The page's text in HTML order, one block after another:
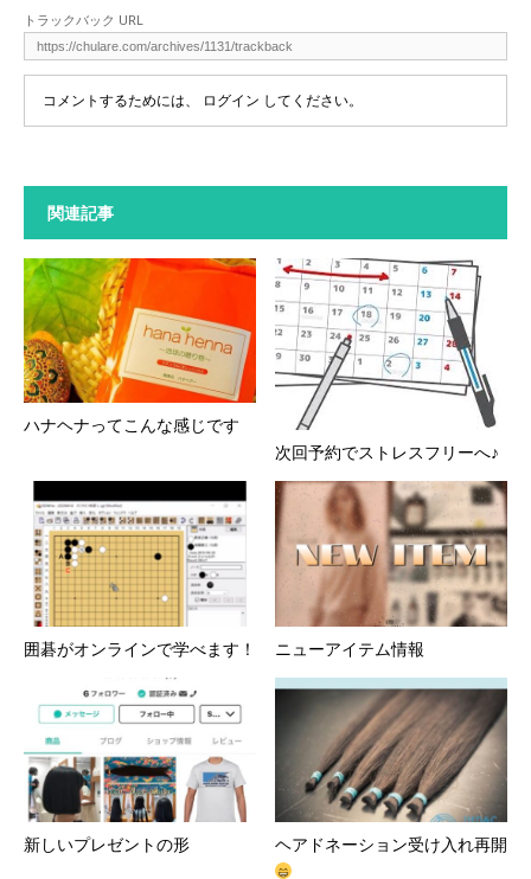
トラックバック URL
コメントするためには、 ログイン してください。
関連記事
ハナヘナってこんな感じです
次回予約でストレスフリーへ♪
囲碁がオンラインで学べます！ ニューアイテム情報
新しいプレゼントの形 ヘアドネーション受け入れ再開